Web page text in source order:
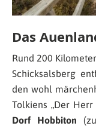
Das
Rund 200
Schicksalsberg
den wohl
Tolkiens „Der
Dorf Hobbiton